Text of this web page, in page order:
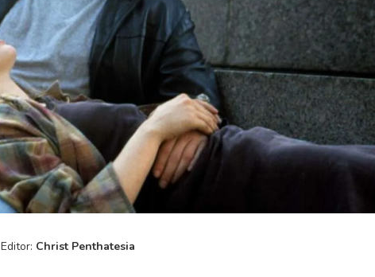
Editor: Christ Penthatesia